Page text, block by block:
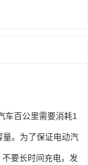
车百公里需要消耗1
。为了保证电动汽
要长时间充电，发